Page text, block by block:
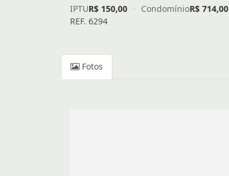
IPTUR$ 150,00 · CondomínioR$ 714,00
REF. 6294
Fotos